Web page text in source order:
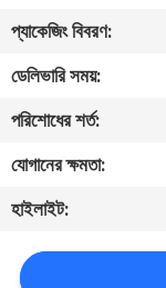
আমাদের
সাথে
যোগাযোগ
মামলা
প্যাকেজিং বিবরণ:
ডেলিভারি সময়:
পরিশোধের শর্ত:
যোগানের ক্ষমতা:
হাইলাইট: